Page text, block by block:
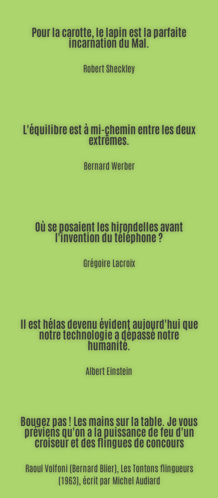
Pour la carotte, le lapin est la parfaite
incarnation du Mal.
Robert Sheckley
L'équilibre est à mi-chemin entre les deux
extrêmes.
Bernard Werber
Où se posaient les hirondelles avant
l'invention du téléphone ?
Grégoire Lacroix
Il est hélas devenu évident aujourd'hui que
notre technologie a dépassé notre
humanité.
Albert Einstein
Bougez pas ! Les mains sur la table. Je vous
préviens qu'on a la puissance de feu d'un
croiseur et des flingues de concours
Raoul Volfoni (Bernard Blier), Les Tontons flingueurs
(1963), écrit par Michel Audiard